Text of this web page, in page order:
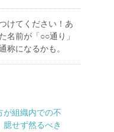
けてください！あ
名前が「○○通り」
称になるかも。
が組織内での不
せず然るべき